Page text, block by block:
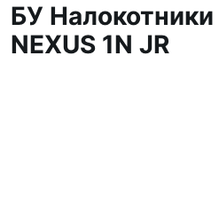
БУ Налокотники
NEXUS 1N JR